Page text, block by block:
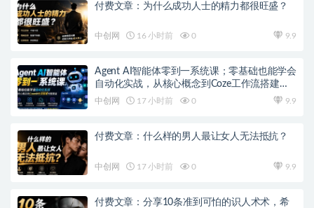
付费文章：为什么成功人士的精力都很旺盛？
中创网 16 小时前 0 9.9
Agent AI智能体零到一系统课；零基础也能学会
自动化实战，从核心概念到Coze工作流搭建完
整覆盖
中创网 17 小时前 0 9.9
付费文章：什么样的男人最让女人无法抵抗？
中创网 17 小时前 0 9.9
付费文章：分享10条准到可怕的识人术术，希